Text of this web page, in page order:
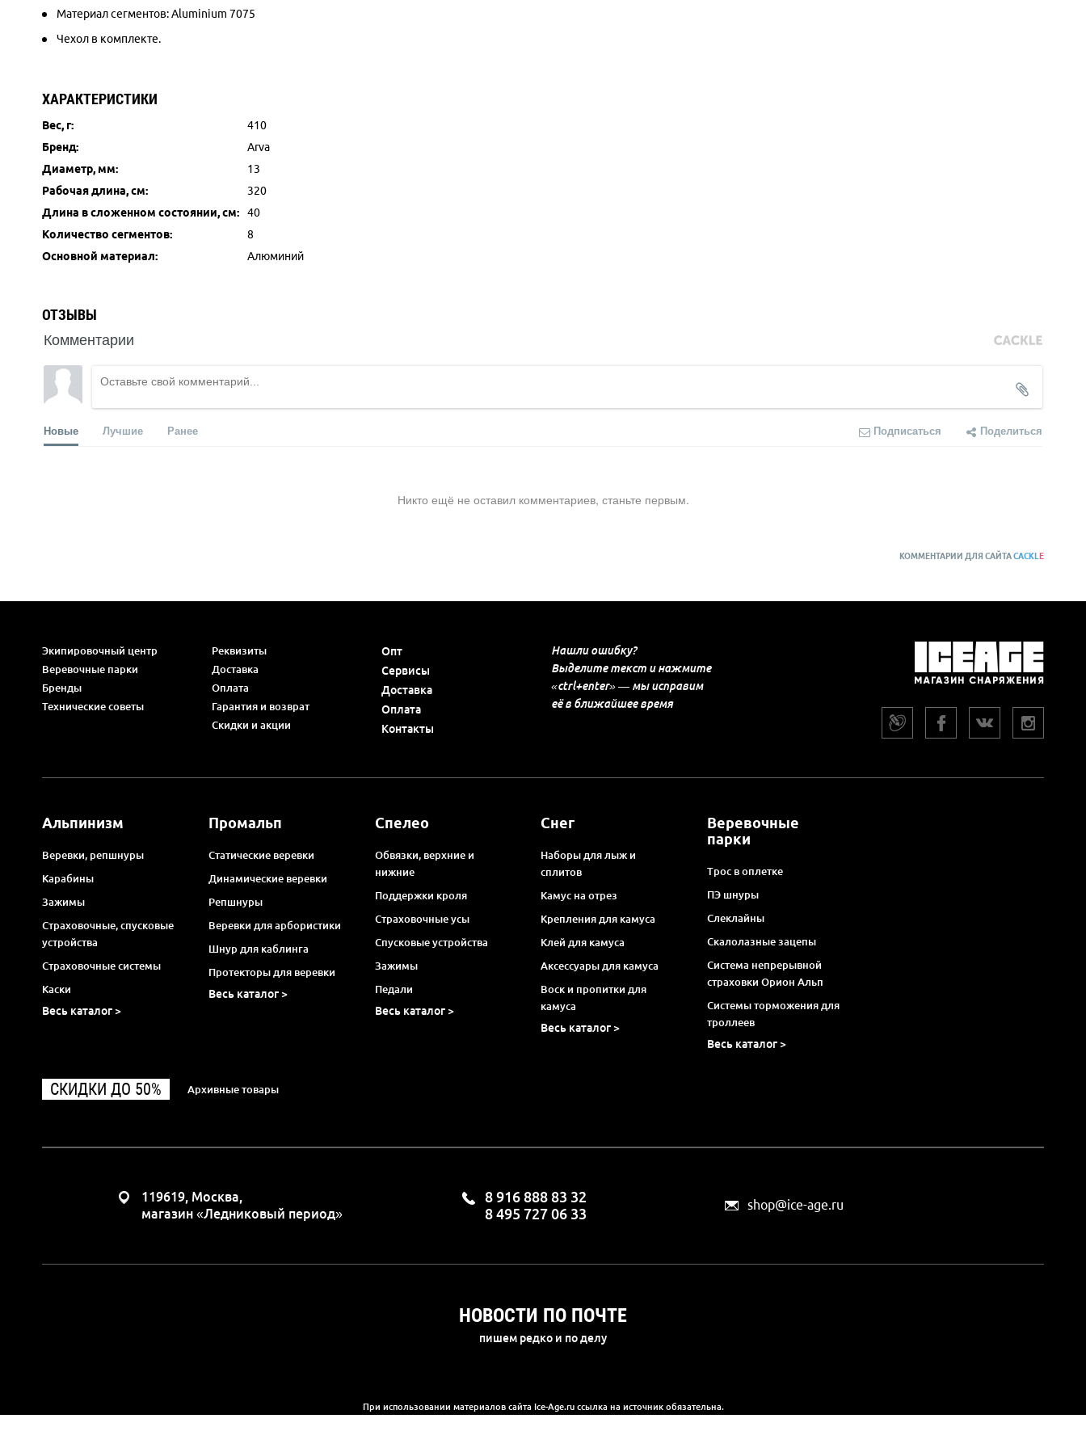
Материал сегментов: Aluminium 7075
Чехол в комплекте.
ХАРАКТЕРИСТИКИ
Вес, г:
410
Бренд:
Arva
Диаметр, мм:
13
Рабочая длина, см:
320
Длина в сложенном состоянии, см:
40
Количество сегментов:
8
Основной материал:
Алюминий
ОТЗЫВЫ
Комментарии
Новые Лучшие Ранее Подписаться Поделиться
Никто ещё не оставил комментариев, станьте первым.
КОММЕНТАРИИ ДЛЯ САЙТАCACKL E
Экипировочный центр
Веревочные парки
Бренды
Технические советы
Реквизиты
Доставка
Оплата
Гарантия и возврат
Скидки и акции
Опт
Сервисы
Доставка
Оплата
Контакты
Нашли ошибку?
Выделите текст и нажмите
«ctrl+enter» — мы исправим
её в ближайшее время
Альпинизм
Веревки, репшнуры
Карабины
Зажимы
Страховочные, спусковые
устройства
Страховочные системы
Каски
Весь каталог >
Промальп
Статические веревки
Динамические веревки
Репшнуры
Веревки для арбористики
Шнур для каблинга
Протекторы для веревки
Весь каталог >
Спелео
Обвязки, верхние и
нижние
Поддержки кроля
Страховочные усы
Спусковые устройства
Зажимы
Педали
Весь каталог >
Снег
Наборы для лыж и
сплитов
Камус на отрез
Крепления для камуса
Клей для камуса
Аксессуары для камуса
Воск и пропитки для
камуса
Весь каталог >
Веревочные
парки
Трос в оплетке
ПЭ шнуры
Слеклайны
Скалолазные зацепы
Система непрерывной
страховки Орион Альп
Системы торможения для
троллеев
Весь каталог >
СКИДКИ ДО 50% Архивные товары
119619, Москва,
магазин «Ледниковый период»
8 916 888 83 32
8 495 727 06 33
shop@ice-age.ru
НОВОСТИ ПО ПОЧТЕ
пишем редко и по делу
При использовании материалов сайта Ice-Age.ru ссылка на источник обязательна.